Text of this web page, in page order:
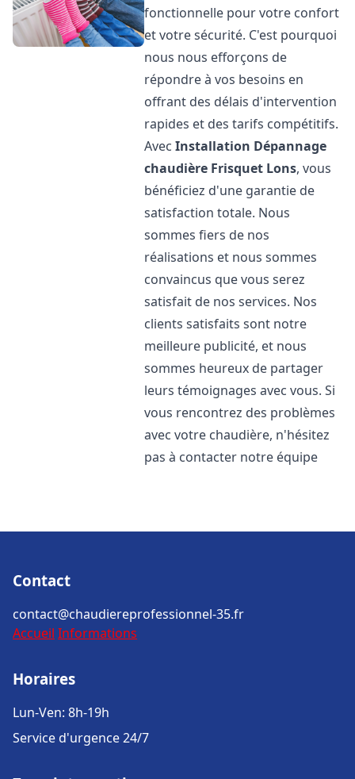
fonctionnelle pour votre confort
et votre sécurité. C'est pourquoi
nous nous efforçons de
répondre à vos besoins en
offrant des délais d'intervention
rapides et des tarifs compétitifs.
AvecInstallation Dépannage
chaudière Frisquet Lons, vous
bénéficiez d'une garantie de
satisfaction totale. Nous
sommes fiers de nos
réalisations et nous sommes
convaincus que vous serez
satisfait de nos services. Nos
clients satisfaits sont notre
meilleure publicité, et nous
sommes heureux de partager
leurs témoignages avec vous. Si
vous rencontrez des problèmes
avec votre chaudière, n'hésitez
pas à contacter notre équipe
Contact
contact@chaudiereprofessionnel-35.fr
Accueil Informations
Horaires
Lun-Ven: 8h-19h
Service d'urgence 24/7